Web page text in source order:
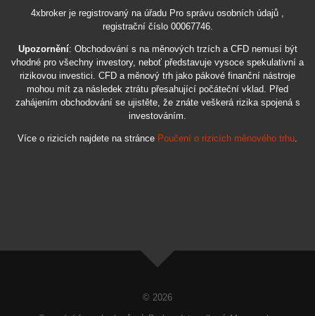
4xbroker je registrovaný na úřadu Pro správu osobních údajů ,
registrační číslo 00067746.
Upozornění: Obchodování s na měnových trzích a CFD nemusí být
vhodné pro všechny investory, neboť představuje vysoce spekulativní a
rizikovou investici. CFD a měnový trh jako pákové finanční nástroje
mohou mít za následek ztrátu přesahující počáteční vklad. Před
zahájením obchodování se ujistěte, že znáte veškerá rizika spojená s
investováním.
Více o rizicích najdete na stránce Poučení o rizicích měnového trhu
© 2026